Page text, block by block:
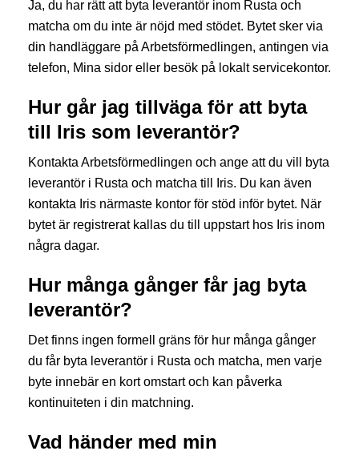
Ja, du har rätt att byta leverantör inom Rusta och
matcha om du inte är nöjd med stödet. Bytet sker via
din handläggare på Arbetsförmedlingen, antingen via
telefon, Mina sidor eller besök på lokalt servicekontor.
Hur går jag tillväga för att byta
till Iris som leverantör?
Kontakta Arbetsförmedlingen och ange att du vill byta
leverantör i Rusta och matcha till Iris. Du kan även
kontakta Iris närmaste kontor för stöd inför bytet. När
bytet är registrerat kallas du till uppstart hos Iris inom
några dagar.
Hur många gånger får jag byta
leverantör?
Det finns ingen formell gräns för hur många gånger
du får byta leverantör i Rusta och matcha, men varje
byte innebär en kort omstart och kan påverka
kontinuiteten i din matchning.
Vad händer med min